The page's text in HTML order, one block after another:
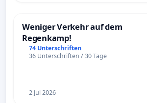
Weniger Verkehr auf dem
Regenkamp!
74 Unterschriften
36 Unterschriften / 30 Tage
2 Jul 2026